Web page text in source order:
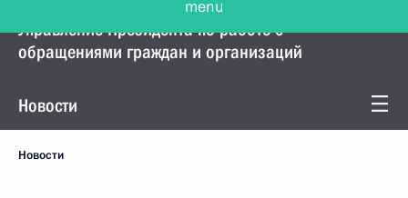
Управление Президента по работе с
обращениями граждан и организаций
Новости
Новости